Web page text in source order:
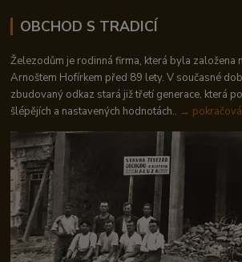
OBCHOD S TRADICÍ
Železodům je rodinná firma, která byla založena
Arnoštem Hofírkem před 89 lety. V současné
zbudovaný odkaz stará již třetí generace, která
šlépějích a nastavených hodnotách.. →